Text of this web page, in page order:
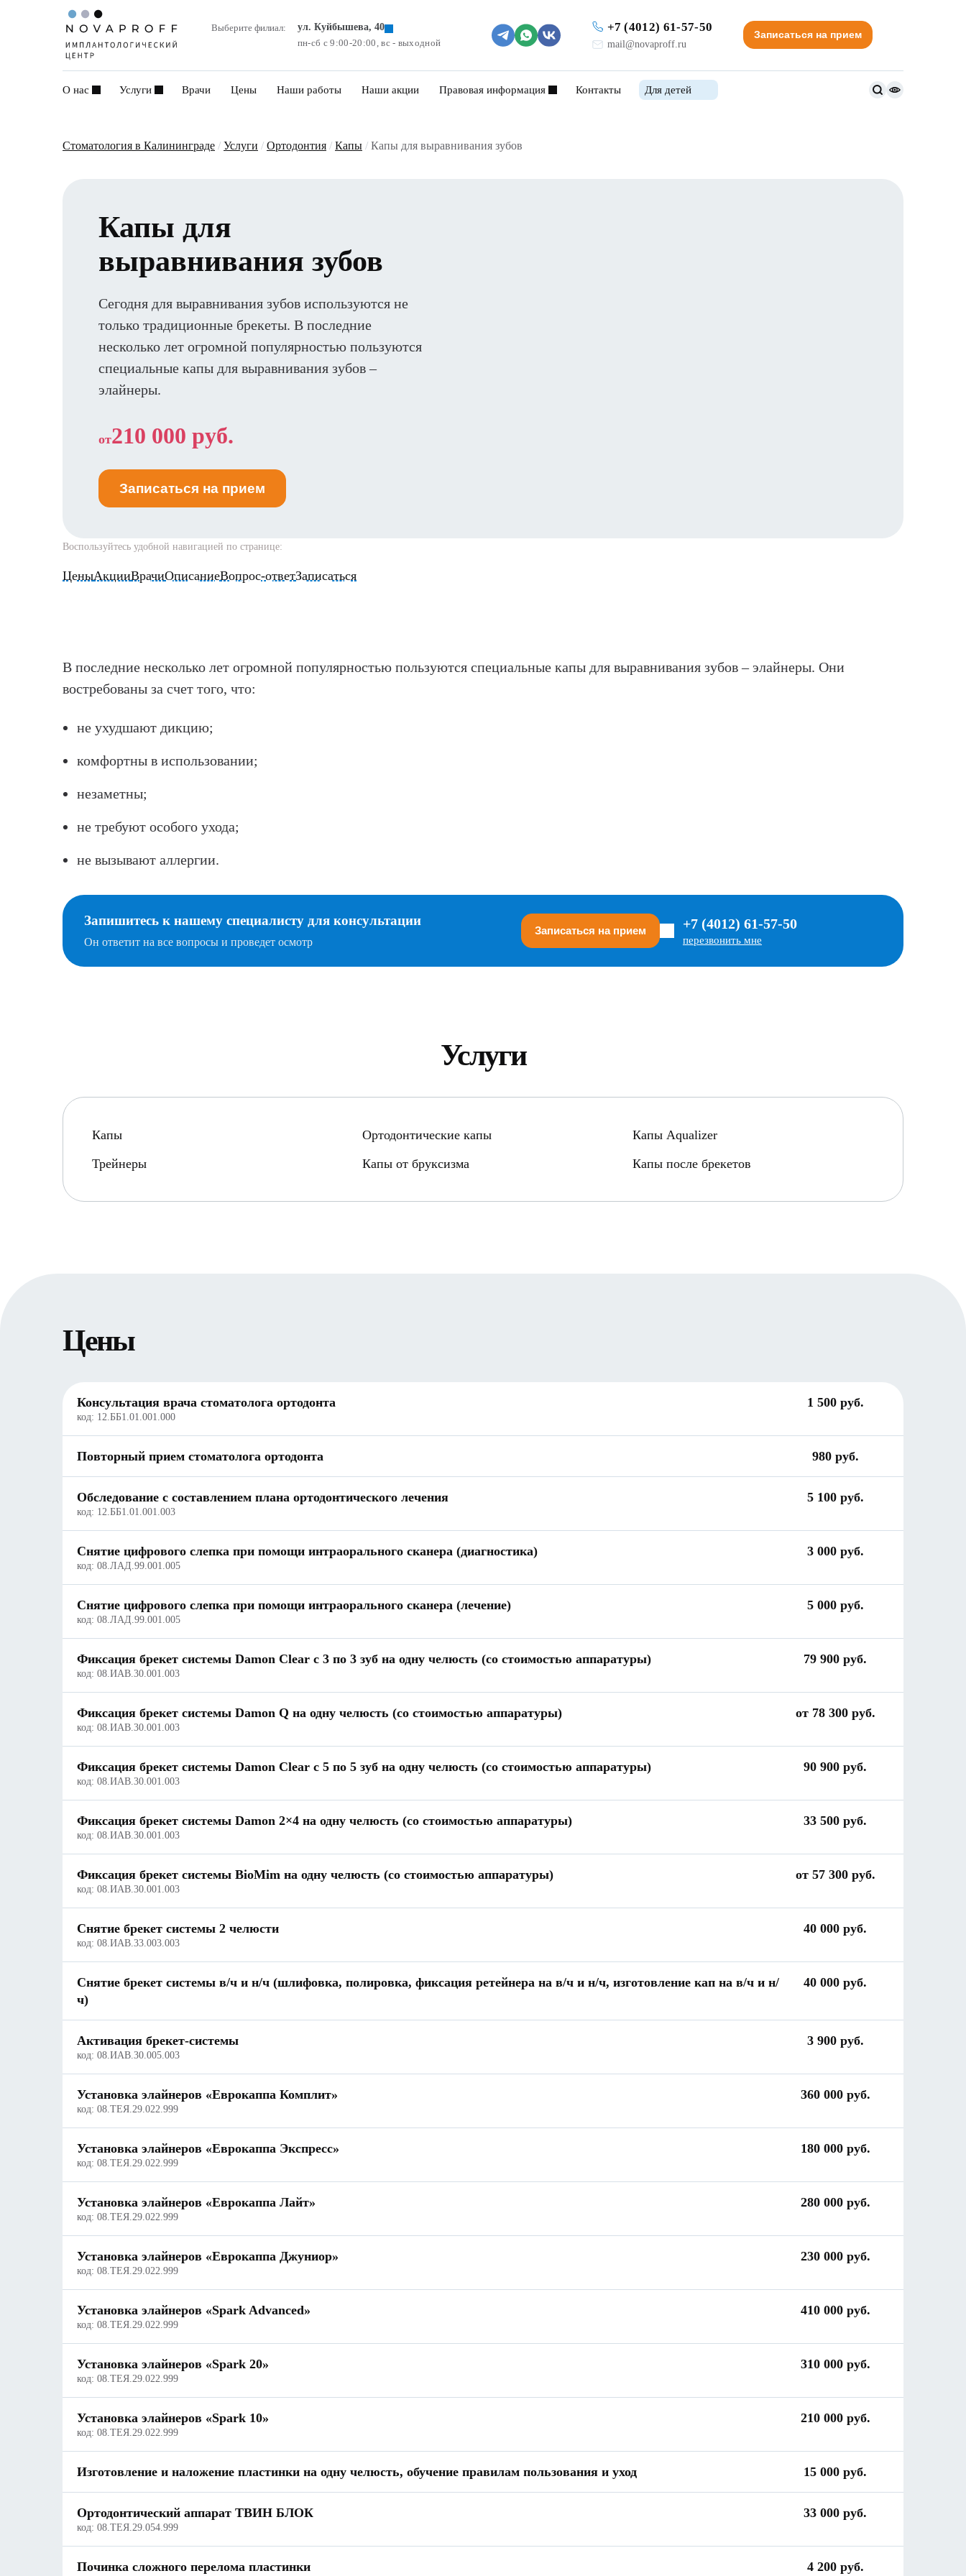
Выберите филиал:
ул. Куйбышева, 40
пн-сб с 9:00-20:00, вс - выходной
+7 (4012) 61-57-50
mail@novaproff.ru
Записаться на прием
О нас Услуги Врачи Цены Наши работы Наши акции Правовая информация Контакты Для детей
Стоматология в Калининграде / Услуги / Ортодонтия / Капы / Капы для выравнивания зубов
Капы для
выравнивания зубов
Сегодня для выравнивания зубов используются не
только традиционные брекеты. В последние
несколько лет огромной популярностью пользуются
специальные капы для выравнивания зубов –
элайнеры.
от210 000 руб.
Записаться на прием
Воспользуйтесь удобной навигацией по странице:
ЦеныАкцииВрачиОписаниеВопрос-ответЗаписаться
В последние несколько лет огромной популярностью пользуются специальные капы для выравнивания зубов – элайнеры. Они
востребованы за счет того, что:
не ухудшают дикцию;
комфортны в использовании;
незаметны;
не требуют особого ухода;
не вызывают аллергии.
Запишитесь к нашему специалисту для консультации
Он ответит на все вопросы и проведет осмотр
Записаться на прием +7 (4012) 61-57-50
перезвонить мне
Услуги
Капы Ортодонтические капы
Капы Aqualizer
Трейнеры
Капы от бруксизма Капы после брекетов
Цены
Консультация врача стоматолога ортодонта
код: 12.ББ1.01.001.000
1 500 руб.
Повторный прием стоматолога ортодонта 980 руб.
Обследование с составлением плана ортодонтического лечения
код: 12.ББ1.01.001.003
5 100 руб.
Снятие цифрового слепка при помощи интраорального сканера (диагностика)
код: 08.ЛАД.99.001.005
3 000 руб.
Снятие цифрового слепка при помощи интраорального сканера (лечение)
код: 08.ЛАД.99.001.005
5 000 руб.
Фиксация брекет системы Damon Clear с 3 по 3 зуб на одну челюсть (со стоимостью аппаратуры)
код: 08.ИАВ.30.001.003
79 900 руб.
Фиксация брекет системы Damon Q на одну челюсть (со стоимостью аппаратуры)
код: 08.ИАВ.30.001.003
от 78 300 руб.
Фиксация брекет системы Damon Clear с 5 по 5 зуб на одну челюсть (со стоимостью аппаратуры)
код: 08.ИАВ.30.001.003
90 900 руб.
Фиксация брекет системы Damon 2×4 на одну челюсть (со стоимостью аппаратуры)
код: 08.ИАВ.30.001.003
33 500 руб.
Фиксация брекет системы BioMim на одну челюсть (со стоимостью аппаратуры)
код: 08.ИАВ.30.001.003
от 57 300 руб.
Снятие брекет системы 2 челюсти
код: 08.ИАВ.33.003.003
40 000 руб.
Снятие брекет системы в/ч и н/ч (шлифовка, полировка, фиксация ретейнера на в/ч и н/ч, изготовление кап на в/ч и н/
ч)
40 000 руб.
Активация брекет-системы
код: 08.ИАВ.30.005.003
3 900 руб.
Установка элайнеров «Еврокаппа Комплит»
код: 08.ТЕЯ.29.022.999
360 000 руб.
Установка элайнеров «Еврокаппа Экспресс»
код: 08.ТЕЯ.29.022.999
180 000 руб.
Установка элайнеров «Еврокаппа Лайт»
код: 08.ТЕЯ.29.022.999
280 000 руб.
Установка элайнеров «Еврокаппа Джуниор»
код: 08.ТЕЯ.29.022.999
230 000 руб.
Установка элайнеров «Spark Advanced»
код: 08.ТЕЯ.29.022.999
410 000 руб.
Установка элайнеров «Spark 20»
код: 08.ТЕЯ.29.022.999
310 000 руб.
Установка элайнеров «Spark 10»
код: 08.ТЕЯ.29.022.999
210 000 руб.
Изготовление и наложение пластинки на одну челюсть, обучение правилам пользования и уход 15 000 руб.
Ортодонтический аппарат ТВИН БЛОК
код: 08.ТЕЯ.29.054.999
33 000 руб.
Починка сложного перелома пластинки 4 200 руб.